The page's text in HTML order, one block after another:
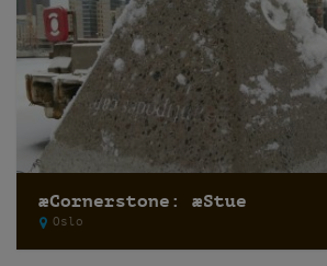
æCornerstone: æStue
Oslo